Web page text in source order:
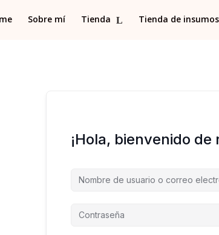
Sobre mí Tienda Tienda de insumos
¡Hola, bienvenido de